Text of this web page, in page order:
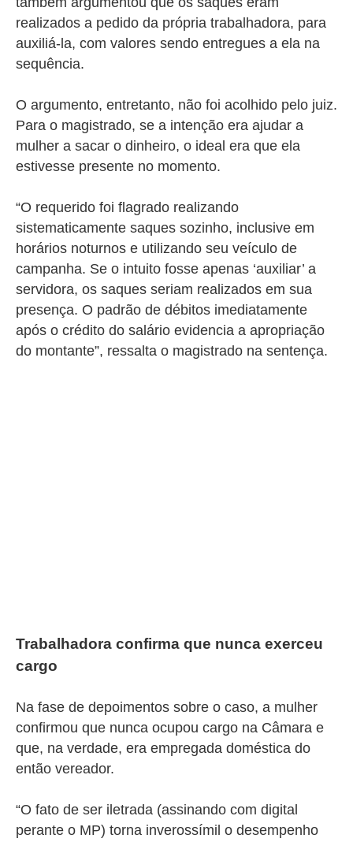
realizados a pedido da própria trabalhadora, para
auxiliá-la, com valores sendo entregues a ela na
sequência.
O argumento, entretanto, não foi acolhido pelo juiz.
Para o magistrado, se a intenção era ajudar a
mulher a sacar o dinheiro, o ideal era que ela
estivesse presente no momento.
“O requerido foi flagrado realizando
sistematicamente saques sozinho, inclusive em
horários noturnos e utilizando seu veículo de
campanha. Se o intuito fosse apenas ‘auxiliar’ a
servidora, os saques seriam realizados em sua
presença. O padrão de débitos imediatamente
após o crédito do salário evidencia a apropriação
do montante”, ressalta o magistrado na sentença.
Trabalhadora confirma que nunca exerceu
cargo
Na fase de depoimentos sobre o caso, a mulher
confirmou que nunca ocupou cargo na Câmara e
que, na verdade, era empregada doméstica do
então vereador.
“O fato de ser iletrada (assinando com digital
perante o MP) torna inverossímil o desempenho